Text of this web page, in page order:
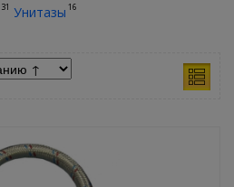
31 Унитазы 16